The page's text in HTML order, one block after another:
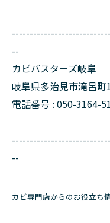
--
カビバスターズ岐阜
岐阜県多治見市滝呂
電話番号 : 050-3164-
--
カビ専門店からのお役立ち